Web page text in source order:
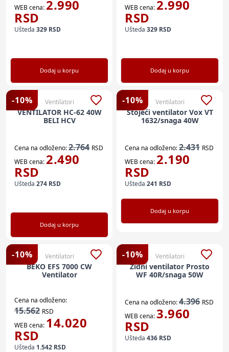
WEB cena: 2.990
RSD
Ušteda 329 RSD
Dodaj u korpu
WEB cena: 2.990
RSD
Ušteda 329 RSD
Dodaj u korpu
-10% Ventilatori
VENTILATOR HC-62 40W
BELI HCV
Cena na odloženo:2.764 RSD
WEB cena: 2.490
RSD
Ušteda 274 RSD
Dodaj u korpu
-10% Ventilatori
Stojeći ventilator Vox VT
1632/snaga 40W
Cena na odloženo:2.431 RSD
WEB cena: 2.190
RSD
Ušteda 241 RSD
Dodaj u korpu
-10% Ventilatori
BEKO EFS 7000 CW
Ventilator
Cena na odloženo:
15.562 RSD
WEB cena: 14.020
RSD
Ušteda 1.542 RSD
-10% Ventilatori
Zidni ventilator Prosto
WF 40R/snaga 50W
Cena na odloženo:4.396 RSD
WEB cena:3.960
RSD
Ušteda 436 RSD